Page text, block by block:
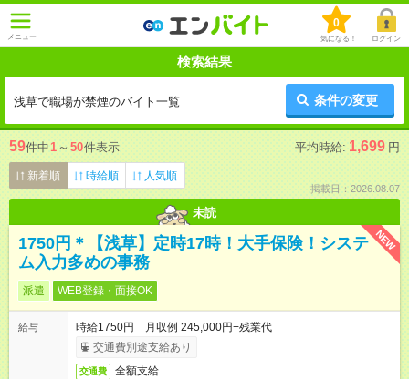
メニュー
0
気になる！ ログイン
検索結果
浅草で職場が禁煙のバイト一覧 条件の変更
59件中1 ～ 50件表示 平均時給: 1,699 円
新着順 時給順 人気順
掲載日：2026.08.07
未読
NEW
1750円＊【浅草】定時17時！大手保険！システ
ム入力多めの事務
派遣 WEB登録・面接OK
給与
時給1750円 月収例 245,000円+残業代
交通費別途支給あり
交通費 全額支給